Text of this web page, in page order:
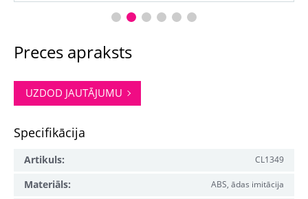
Preces apraksts
UZDOD JAUTĀJUMU
Specifikācija
Artikuls: CL1349
Materiāls: ABS, ādas imitācija